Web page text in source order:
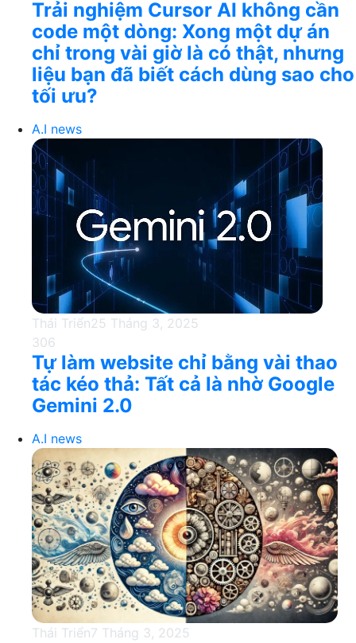
Trải nghiệm Cursor AI không cần
code một dòng: Xong một dự án
chỉ trong vài giờ là có thật, nhưng
liệu bạn đã biết cách dùng sao cho
tối ưu?
A.I news
Thái Triển25 Tháng 3, 2025
306
Tự làm website chỉ bằng vài thao
tác kéo thả: Tất cả là nhờ Google
Gemini 2.0
A.I news
Thái Triển7 Tháng 3, 2025